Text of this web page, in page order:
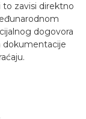
to zavisi direktno
dogovora
dokumentacije